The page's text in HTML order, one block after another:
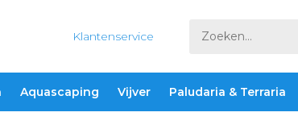
Klantenservice
Aquascaping Vijver Paludaria & Terraria